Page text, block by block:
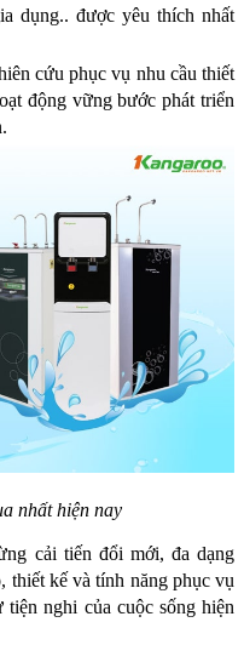
dụng.. được yêu thích nhất
cứu phục vụ nhu cầu thiết
động vững bước phát triển
nhất hiện nay
cải tiến đổi mới, đa dạng
thiết kế và tính năng phục vụ
nghi của cuộc sống hiện